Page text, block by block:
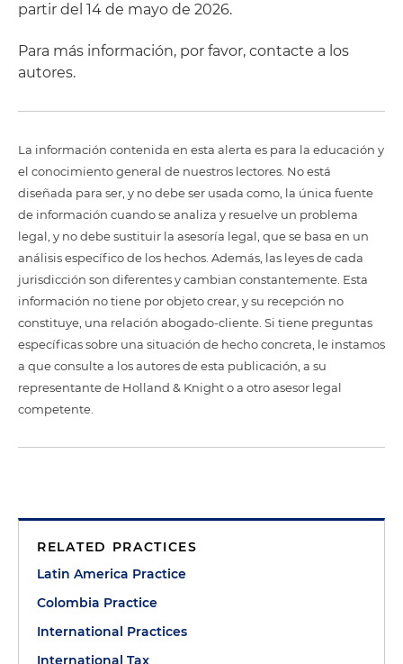
partir del 14 de mayo de 2026.
Para más información, por favor, contacte a los
autores.
La información contenida en esta alerta es para la educación y
el conocimiento general de nuestros lectores. No está
diseñada para ser, y no debe ser usada como, la única fuente
de información cuando se analiza y resuelve un problema
legal, y no debe sustituir la asesoría legal, que se basa en un
análisis específico de los hechos. Además, las leyes de cada
jurisdicción son diferentes y cambian constantemente. Esta
información no tiene por objeto crear, y su recepción no
constituye, una relación abogado-cliente. Si tiene preguntas
específicas sobre una situación de hecho concreta, le instamos
a que consulte a los autores de esta publicación, a su
representante de Holland & Knight o a otro asesor legal
competente.
RELATED PRACTICES
Latin America Practice
Colombia Practice
International Practices
International Tax